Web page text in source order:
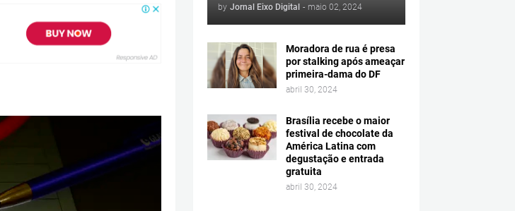
by Jornal Eixo Digital - maio 02, 2024
Moradora de rua é presa
por stalking após ameaçar
primeira-dama do DF
abril 30, 2024
Brasília recebe o maior
festival de chocolate da
América Latina com
degustação e entrada
gratuita
abril 30, 2024